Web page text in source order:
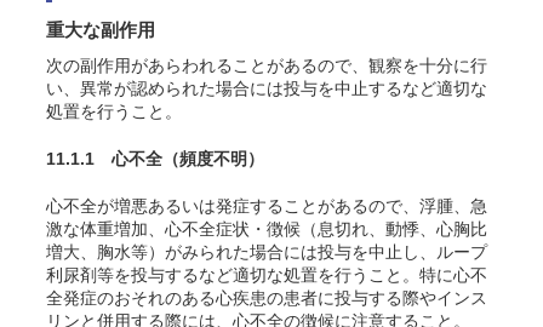
重大な副作用
次の副作用があらわれることがあるので、観察を十分に行
い、異常が認められた場合には投与を中止するなど適切な
処置を行うこと。
11.1.1 心不全 （頻度不明）
心不全が増悪あるいは発症することがあるので、浮腫、急
激な体重増加、心不全症状・徴候（息切れ、動悸、心胸比
増大、胸水等）がみられた場合には投与を中止し、ループ
利尿剤等を投与するなど適切な処置を行うこと。特に心不
全発症のおそれのある心疾患の患者に投与する際やインス
リンと併用する際には、心不全の徴候に注意すること。